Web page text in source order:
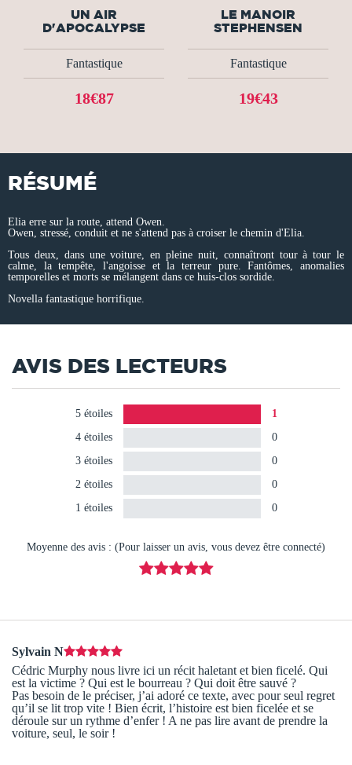
UN AIR
D'APOCALYPSE
Fantastique
18€87
LE MANOIR
STEPHENSEN
Fantastique
19€43
RÉSUMÉ
Elia erre sur la route, attend Owen.
Owen, stressé, conduit et ne s'attend pas à croiser le chemin d'Elia.
Tous deux, dans une voiture, en pleine nuit, connaîtront tour à tour le
calme, la tempête, l'angoisse et la terreur pure. Fantômes, anomalies
temporelles et morts se mélangent dans ce huis-clos sordide.
Novella fantastique horrifique.
AVIS DES LECTEURS
5 étoiles
1
4 étoiles
0
3 étoiles
0
2 étoiles
0
1 étoiles
0
Moyenne des avis : (Pour laisser un avis, vous devez être connecté)
Sylvain N
Cédric Murphy nous livre ici un récit haletant et bien ficelé. Qui
est la victime ? Qui est le bourreau ? Qui doit être sauvé ?
Pas besoin de le préciser, j’ai adoré ce texte, avec pour seul regret
qu’il se lit trop vite ! Bien écrit, l’histoire est bien ficelée et se
déroule sur un rythme d’enfer ! A ne pas lire avant de prendre la
voiture, seul, le soir !